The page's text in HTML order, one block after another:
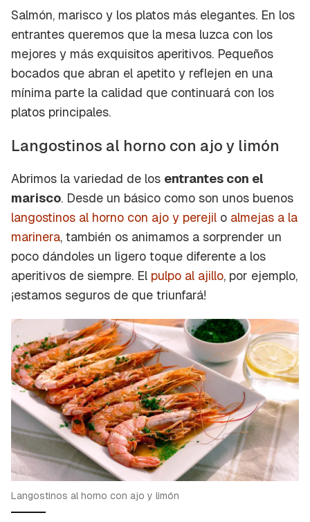
Salmón, marisco y los platos más elegantes. En los
entrantes queremos que la mesa luzca con los
mejores y más exquisitos aperitivos. Pequeños
bocados que abran el apetito y reflejen en una
mínima parte la calidad que continuará con los
platos principales.
Langostinos al horno con ajo y limón
Abrimos la variedad de los entrantes con el
marisco. Desde un básico como son unos buenos
langostinos al horno con ajo y perejil o almejas a la
marinera, también os animamos a sorprender un
poco dándoles un ligero toque diferente a los
aperitivos de siempre. El pulpo al ajillo, por ejemplo,
¡estamos seguros de que triunfará!
Langostinos al horno con ajo y limón